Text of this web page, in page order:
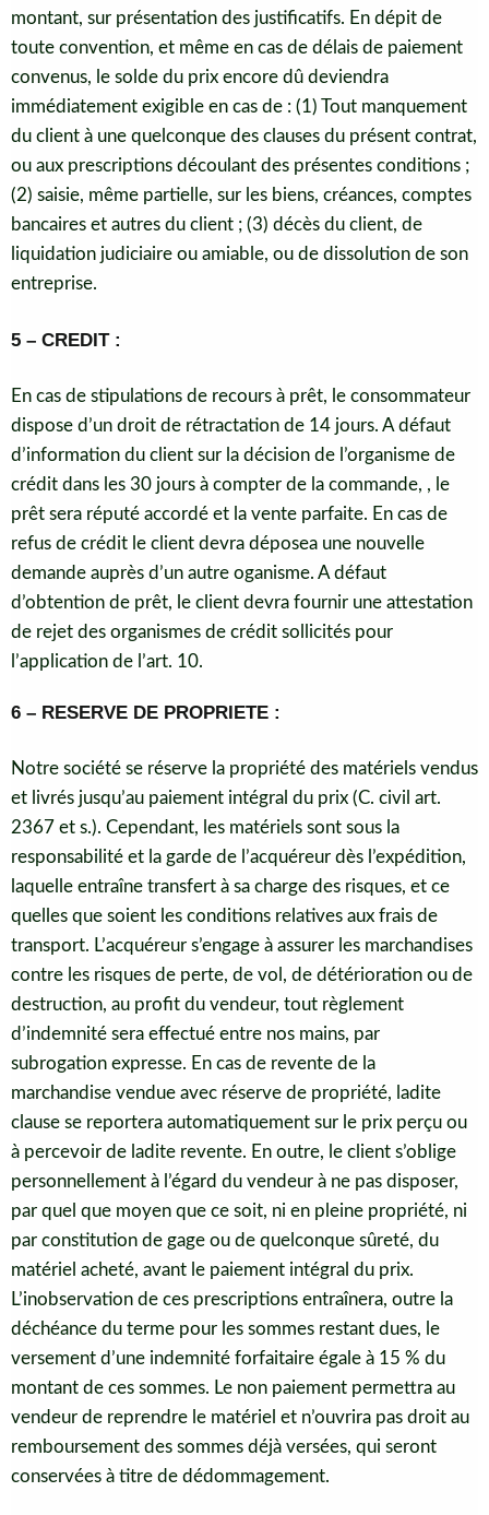
montant, sur présentation des justificatifs. En dépit de
toute convention, et même en cas de délais de paiement
convenus, le solde du prix encore dû deviendra
immédiatement exigible en cas de : (1) Tout manquement
du client à une quelconque des clauses du présent contrat,
ou aux prescriptions découlant des présentes conditions ;
(2) saisie, même partielle, sur les biens, créances, comptes
bancaires et autres du client ; (3) décès du client, de
liquidation judiciaire ou amiable, ou de dissolution de son
entreprise.
5 – CREDIT :
En cas de stipulations de recours à prêt, le consommateur
dispose d’un droit de rétractation de 14 jours. A défaut
d’information du client sur la décision de l’organisme de
crédit dans les 30 jours à compter de la commande, , le
prêt sera réputé accordé et la vente parfaite. En cas de
refus de crédit le client devra déposea une nouvelle
demande auprès d’un autre oganisme. A défaut
d’obtention de prêt, le client devra fournir une attestation
de rejet des organismes de crédit sollicités pour
l’application de l’art. 10.
6 – RESERVE DE PROPRIETE :
Notre société se réserve la propriété des matériels vendus
et livrés jusqu’au paiement intégral du prix (C. civil art.
2367 et s.). Cependant, les matériels sont sous la
responsabilité et la garde de l’acquéreur dès l’expédition,
laquelle entraîne transfert à sa charge des risques, et ce
quelles que soient les conditions relatives aux frais de
transport. L’acquéreur s’engage à assurer les marchandises
contre les risques de perte, de vol, de détérioration ou de
destruction, au profit du vendeur, tout règlement
d’indemnité sera effectué entre nos mains, par
subrogation expresse. En cas de revente de la
marchandise vendue avec réserve de propriété, ladite
clause se reportera automatiquement sur le prix perçu ou
à percevoir de ladite revente. En outre, le client s’oblige
personnellement à l’égard du vendeur à ne pas disposer,
par quel que moyen que ce soit, ni en pleine propriété, ni
par constitution de gage ou de quelconque sûreté, du
matériel acheté, avant le paiement intégral du prix.
L’inobservation de ces prescriptions entraînera, outre la
déchéance du terme pour les sommes restant dues, le
versement d’une indemnité forfaitaire égale à 15 % du
montant de ces sommes. Le non paiement permettra au
vendeur de reprendre le matériel et n’ouvrira pas droit au
remboursement des sommes déjà versées, qui seront
conservées à titre de dédommagement.